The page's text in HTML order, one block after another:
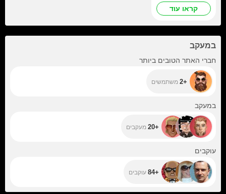
קראו עוד
במעקב
חברי האתר הטובים ביותר
+2
+2 משתמשים
במעקב
+20 מעקבים
עוקבים
+84 עוקבים